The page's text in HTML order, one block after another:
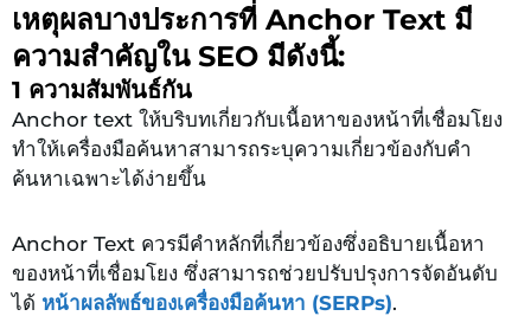
เหตุผลบางประการที่ Anchor Text มี
ความสำคัญใน SEO มีดังนี้:
1 ความสัมพันธ์กัน
Anchor text ให้บริบทเกี่ยวกับเนื้อหาของหน้าที่เชื่อมโยง
ทำให้เครื่องมือค้นหาสามารถระบุความเกี่ยวข้องกับคำ
ค้นหาเฉพาะได้ง่ายขึ้น
Anchor Text ควรมีคำหลักที่เกี่ยวข้องซึ่งอธิบายเนื้อหา
ของหน้าที่เชื่อมโยง ซึ่งสามารถช่วยปรับปรุงการจัดอันดับ
ได้ หน้าผลลัพธ์ของเครื่องมือค้นหา (SERPs).